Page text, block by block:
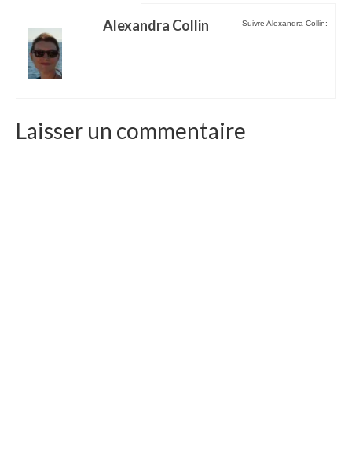
Suivre Alexandra Collin:
Alexandra Collin
Laisser un commentaire